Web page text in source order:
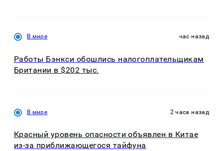
В мире час назад
Работы Бэнкси обошлись налогоплательщикам
Британии в $202 тыс.
В мире 2 часа назад
Красный уровень опасности объявлен в Китае
из-за приближающегося тайфуна